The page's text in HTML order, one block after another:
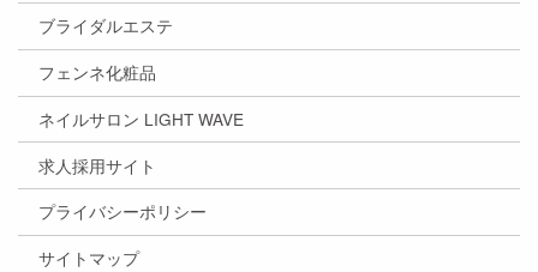
ブライダルエステ
フェンネ化粧品
ネイルサロン LIGHT WAVE
求人採用サイト
プライバシーポリシー
サイトマップ